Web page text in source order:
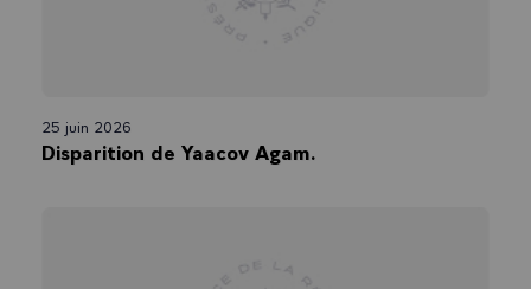
25 juin 2026
Disparition de Yaacov Agam.